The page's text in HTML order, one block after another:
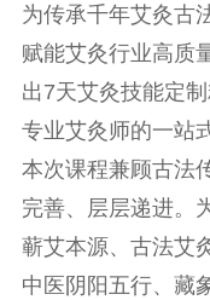
为传承千年艾灸古
赋能艾灸行业高质
出7天艾灸技能定
专业艾灸师的一站
本次课程兼顾古法
完善、层层递进。
蕲艾本源、古法艾
中医阴阳五行、藏